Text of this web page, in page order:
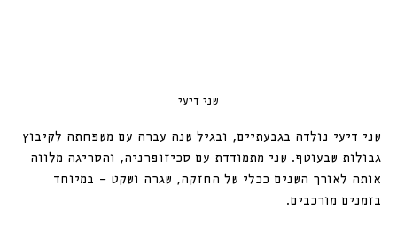
שני דיעי
שני דיעי נולדה בגבעתיים, ובגיל שנה עברה עם משפחתה לקיבוץ
גבולות שבעוטף. שני מתמודדת עם סכיזופרניה, והסריגה מלווה
אותה לאורך השנים ככלי של החזקה, שגרה ושקט — במיוחד
בזמנים מורכבים.